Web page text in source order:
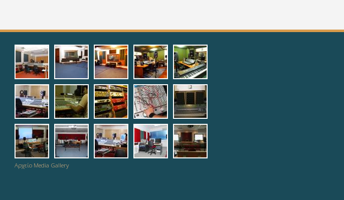
1_analog_studio1.jpg
2_recording_room1.jpg
3_recording_room2.jpg
4_digital_studioprotools1.jpg
6_analog_studio2.jpg
7_working_on_analog_studio.jpg
8_studio_electronic_quipments1.jpg
studio_protools.jpg
mousiki_diadrasi1.jpg
mousiki_diadrasi-lab.jpg
analog_studio_panorama.jpg
mastering.jpgmousiki_diadrasi2.jpg
Αρχείο Media Gallery